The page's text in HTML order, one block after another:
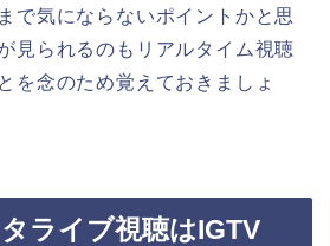
で気にならないポイントかと思
見られるのもリアルタイム視聴
を念のため覚えておきましょ
ライブ視聴はIGTV